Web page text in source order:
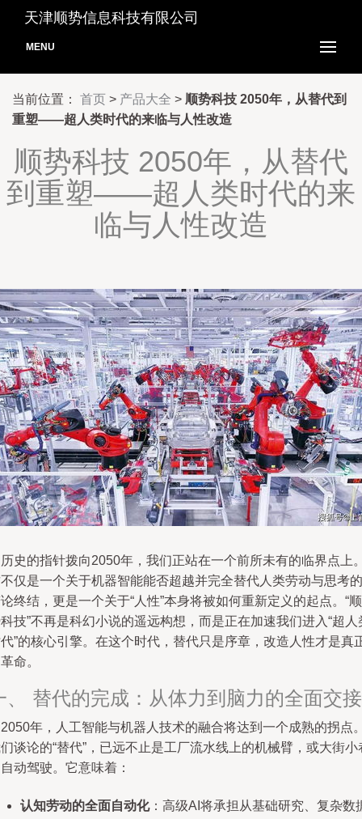
天津顺势信息科技有限公司
MENU
当前位置： 首页 > 产品大全 > 顺势科技 2050年，从替代到
重塑——超人类时代的来临与人性改造
顺势科技 2050年，从替代
到重塑——超人类时代的来
临与人性改造
史的指针拨向2050年，我们正站在一个前所未有的临界点上
仅是一个关于机器智能能否超越并完全替代人类劳动与思考的
终结，更是一个关于“人性”本身将被如何重新定义的起点。“顺
技”不再是科幻小说的遥远构想，而是正在加速我们进入“超人
”的核心引擎。在这个时代，替代只是序章，改造人性才是真
命。
、 替代的完成：从体力到脑力的全面交接
年，人工智能与机器人技术的融合将达到一个成熟的拐点
谈论的“替代”，已远不止是工厂流水线上的机械臂，或大街小
动驾驶。它意味着：
认知劳动的全面自动化：高级AI将承担从基础研究、复杂数